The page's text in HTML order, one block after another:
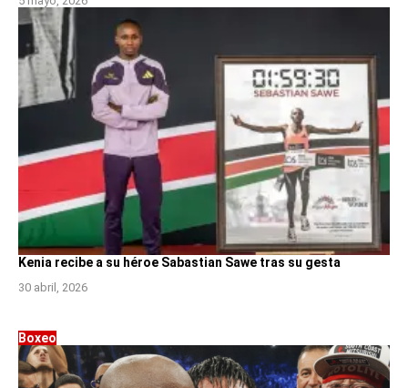
Kenia recibe a su héroe Sabastian Sawe tras su gesta
30 abril, 2026
Boxeo